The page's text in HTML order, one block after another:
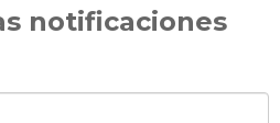
notificaciones